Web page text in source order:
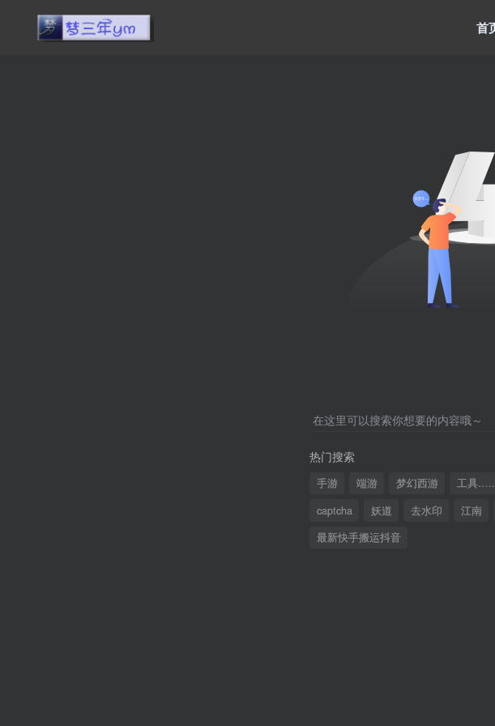
首
在这里可以搜索你想要的内容哦～
热门搜索
手游 端游 梦幻西游 工具
captcha
妖道 去水印 江南
最新快手搬运抖音